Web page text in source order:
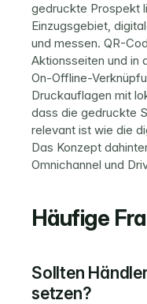
gedruckte Prospekt
Einzugsgebiet,
und messen. QR-
On-Offline-
Druckauflagen mit
dass die gedruckte
relevant ist wie die
Omnichannel und
Häufige
Sollten
setzen?